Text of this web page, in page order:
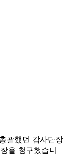
괄했던 감사단장
을 청구했습니